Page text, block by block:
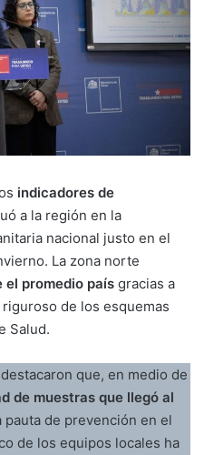
indicadores de
a la región en la
nacional justo en el
La zona norte
el promedio país gracias a
de los esquemas
Salud.
que, en medio de
de muestras que llegó al
pauta de prevención en el
de los equipos locales ha